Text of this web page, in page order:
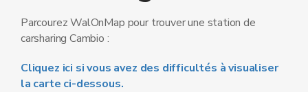
Parcourez WalOnMap pour trouver une station de
carsharing Cambio :
Cliquez ici si vous avez des difficultés à visualiser
la carte ci-dessous.